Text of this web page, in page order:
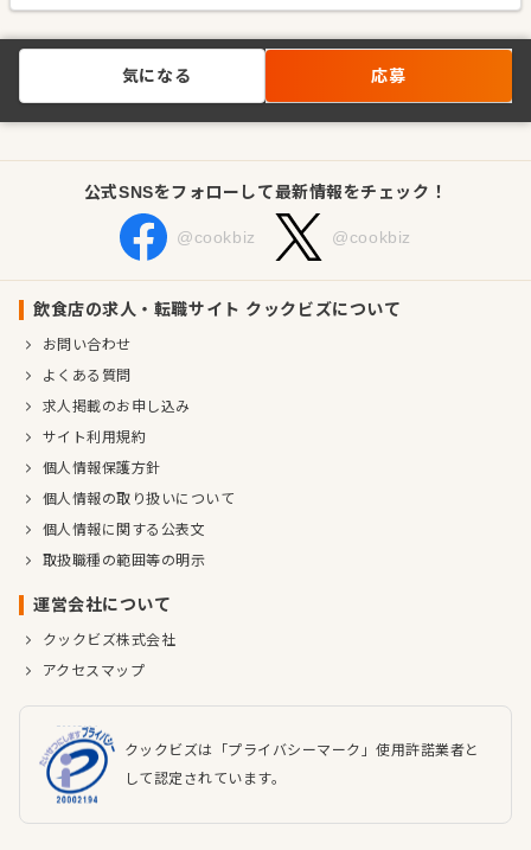
気になる 応募
公式SNSをフォローして最新情報をチェック！
@cookbiz @cookbiz
飲食店の求人・転職サイト クックビズについて
お問い合わせ
よくある質問
求人掲載のお申し込み
サイト利用規約
個人情報保護方針
個人情報の取り扱いについて
個人情報に関する公表文
取扱職種の範囲等の明示
運営会社について
クックビズ株式会社
アクセスマップ
クックビズは「プライバシーマーク」使用許諾業者と
して認定されています。